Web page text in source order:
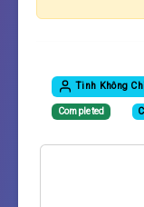
Tinh Không
Completed